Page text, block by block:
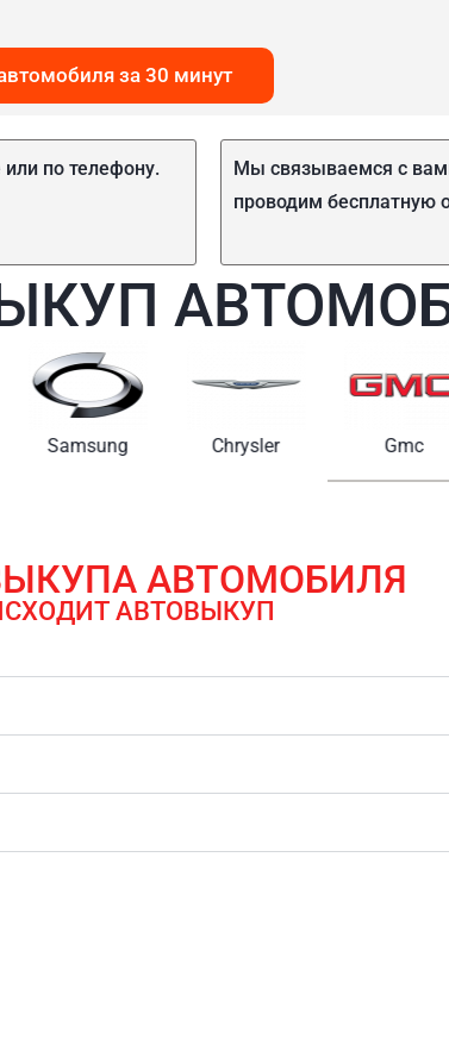
за 30 минут
по телефону.
Мы связываемся с
проводим бесплатную
Samsung Chrysler Gmc
АВТОМОБИЛЯ
АВТОВЫКУП